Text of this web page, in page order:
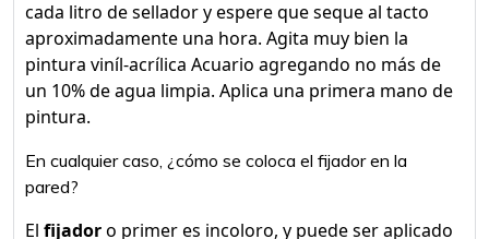
cada litro de sellador y espere que seque al tacto
aproximadamente una hora. Agita muy bien la
pintura viníl-acrílica Acuario agregando no más de
un 10% de agua limpia. Aplica una primera mano de
pintura.
En cualquier caso, ¿cómo se coloca el fijador en la
pared?
El fijadoro primer es incoloro, y puede ser aplicado